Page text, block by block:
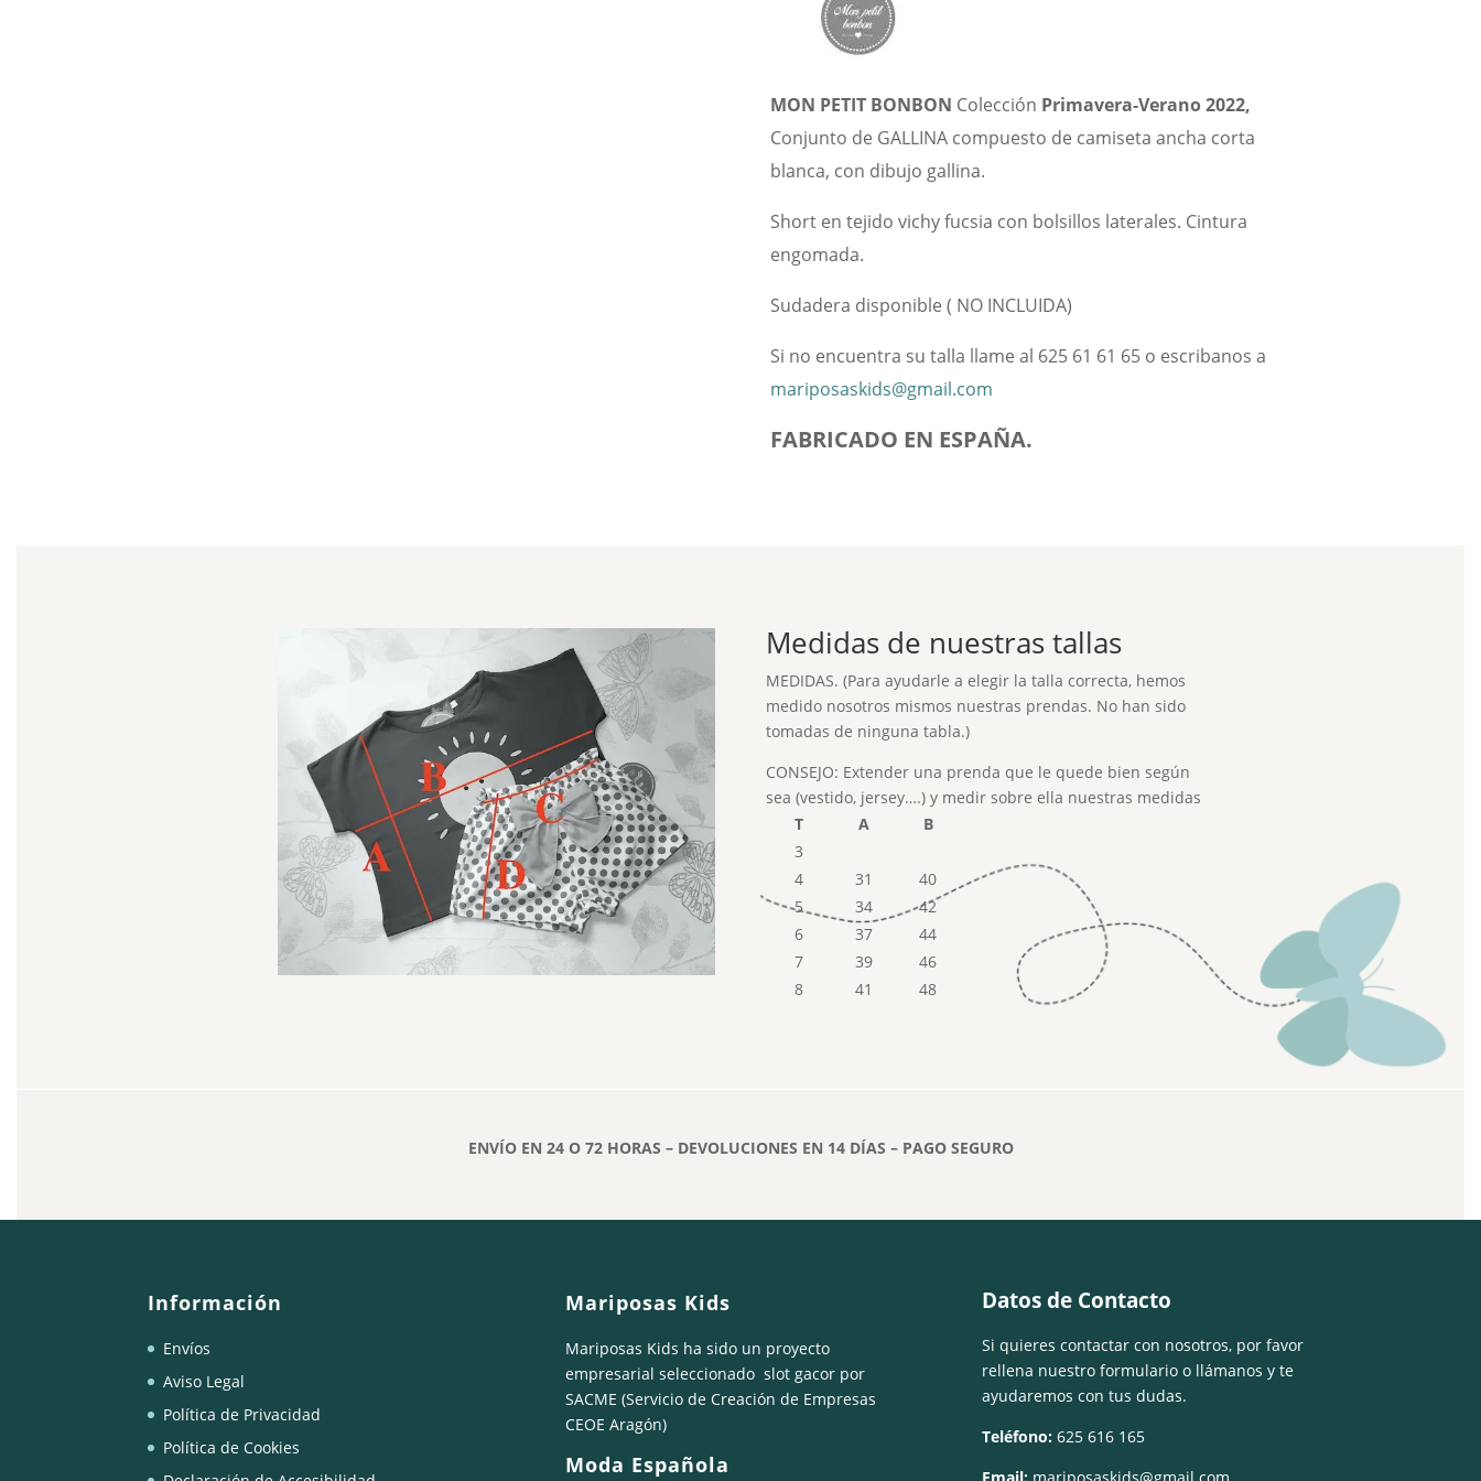
MON PETIT BONBON Colección Primavera-Verano 2022,
Conjunto de GALLINA compuesto de camiseta ancha corta
blanca, con dibujo gallina.
Short en tejido vichy fucsia con bolsillos laterales. Cintura
engomada.
Sudadera disponible ( NO INCLUIDA)
Si no encuentra su talla llame al 625 61 61 65 o escribanos a
mariposaskids@gmail.com
FABRICADO EN ESPAÑA.
Medidas de nuestras tallas
MEDIDAS. (Para ayudarle a elegir la talla correcta, hemos
medido nosotros mismos nuestras prendas. No han sido
tomadas de ninguna tabla.)
CONSEJO: Extender una prenda que le quede bien según
sea (vestido, jersey….) y medir sobre ella nuestras medidas
T
A
B
3
4
31
40
5
34
42
6
37
44
7
39
46
8
41 48
ENVÍO EN 24 O 72 HORAS – DEVOLUCIONES EN 14 DÍAS – PAGO SEGURO
Información
Envíos
Aviso Legal
Política de Privacidad
Política de Cookies
Mariposas Kids
Mariposas Kids ha sido un proyecto
empresarial seleccionado slot gacorpor
SACME (Servicio de Creación de Empresas
CEOE Aragón)
Moda Española
Datos de Contacto
Si quieres contactar con nosotros, por favor
rellena nuestro formulario o llámanos y te
ayudaremos con tus dudas.
Teléfono: 625 616 165